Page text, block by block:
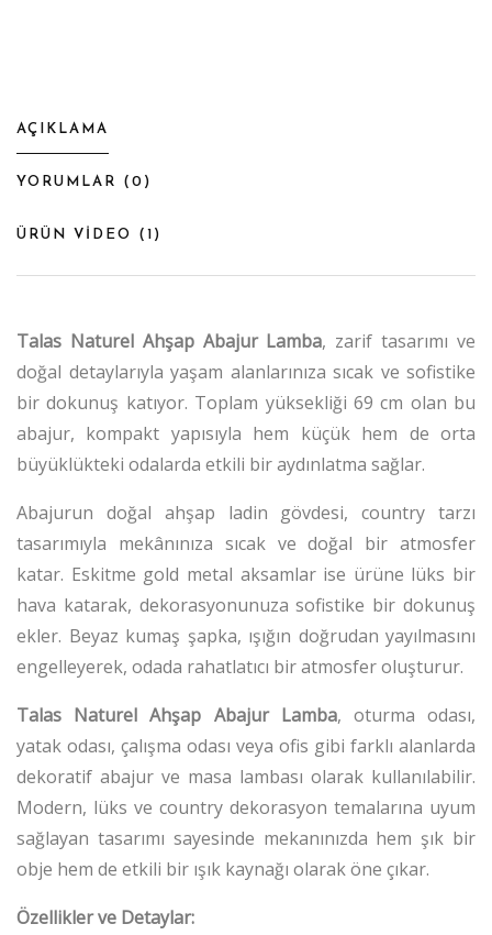
AÇIKLAMA
YORUMLAR ( 0 )
ÜRÜN VİDEO ( 1 )
Talas Naturel Ahşap Abajur Lamba, zarif tasarımı ve
doğal detaylarıyla yaşam alanlarınıza sıcak ve sofistike
bir dokunuş katıyor. Toplam yüksekliği 69 cm olan bu
abajur, kompakt yapısıyla hem küçük hem de orta
büyüklükteki odalarda etkili bir aydınlatma sağlar.
Abajurun doğal ahşap ladin gövdesi, country tarzı
tasarımıyla mekânınıza sıcak ve doğal bir atmosfer
katar. Eskitme gold metal aksamlar ise ürüne lüks bir
hava katarak, dekorasyonunuza sofistike bir dokunuş
ekler. Beyaz kumaş şapka, ışığın doğrudan yayılmasını
engelleyerek, odada rahatlatıcı bir atmosfer oluşturur.
Talas Naturel Ahşap Abajur Lamba, oturma odası,
yatak odası, çalışma odası veya ofis gibi farklı alanlarda
dekoratif abajur ve masa lambası olarak kullanılabilir.
Modern, lüks ve country dekorasyon temalarına uyum
sağlayan tasarımı sayesinde mekanınızda hem şık bir
obje hem de etkili bir ışık kaynağı olarak öne çıkar.
Özellikler ve Detaylar: